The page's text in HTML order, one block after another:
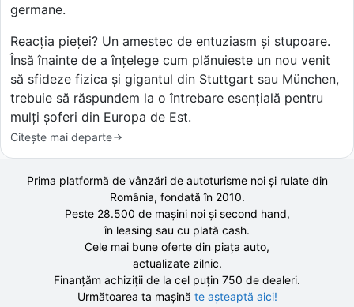
germane.
Reacția pieței? Un amestec de entuziasm și stupoare.
Însă înainte de a înțelege cum plănuieste un nou venit
să sfideze fizica și gigantul din Stuttgart sau München,
trebuie să răspundem la o întrebare esențială pentru
mulți șoferi din Europa de Est.
Citește mai departe
Prima platformă de vânzări de autoturisme noi și rulate din
România, fondată în 2010.
Peste 28.500 demașini noi și second hand,
în leasing sau cu plată cash.
Cele mai bune oferte din piața auto,
actualizate zilnic.
Finanțăm achiziții de la cel puțin 750 de dealeri.
Următoarea ta mașină te așteaptă aici!